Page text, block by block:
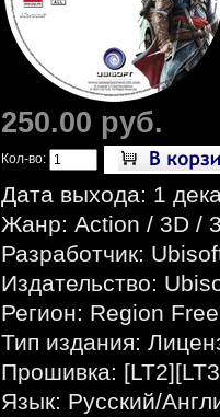
250.00 руб.
Кол-во:
Дата выхода: 1
Жанр: Action / 3D /
Разработчик:
Издательство:
Регион: Region Free
Тип издания:
Прошивка:
Язык: Русский/